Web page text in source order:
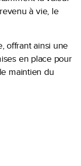
à vie, le
offrant ainsi une
en place pour
maintien du